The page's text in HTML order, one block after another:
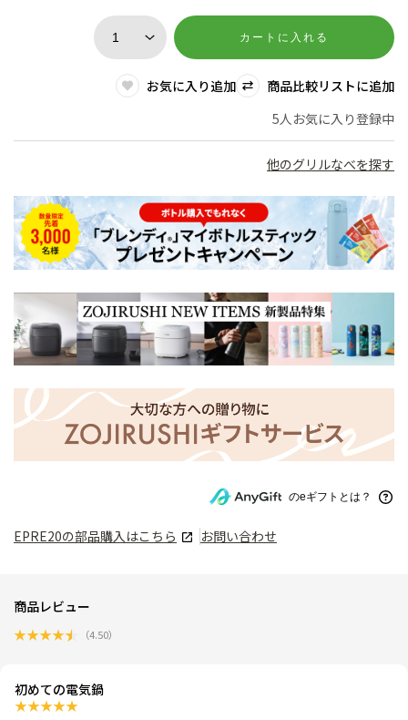
カートに入れる
お気に入り追加
商品比較リストに追加
5人お気に入り登録中
他のグリルなべを探す
のeギフトとは？
EPRE20の部品購入はこちら お問い合わせ
商品レビュー
★★★★★ （4.50）
初めての電気鍋
★★★★★